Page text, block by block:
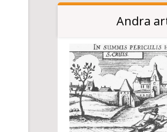
Andra